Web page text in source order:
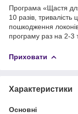
Програма «Щастя
10 разів, тривалість
пошкодження
програму раз на 2-3
Приховати
Характеристики
Основні